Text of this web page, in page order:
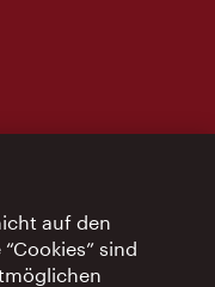
auf den
sind